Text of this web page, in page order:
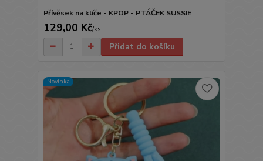
Přívěsek na klíče - KPOP - PTÁČEK SUSSIE
129,00 Kč/ks
Přidat do košíku
Novinka